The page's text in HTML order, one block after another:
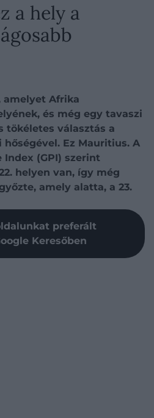
a hely a
amelyet Afrika
és még egy tavaszi
tökéletes választás a
Ez Mauritius. A
Index (GPI) szerint
helyen van, így még
amely alatta, a 23.
preferált
Keresőben